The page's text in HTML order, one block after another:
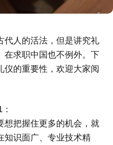
代人的活法，但是讲究礼
在求职中国也不例外。下
仪的重要性，欢迎大家阅
想把握住更多的机会，就
知识面广、专业技术精